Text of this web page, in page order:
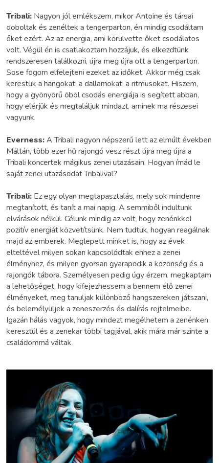
Tribali: Nagyon jól emlékszem, mikor Antoine és társai
doboltak és zenéltek a tengerparton, én mindig csodáltam
őket ezért. Az az energia, ami körülvette őket csodálatos
volt. Végül én is csatlakoztam hozzájuk, és elkezdtünk
rendszeresen találkozni, újra meg újra ott a tengerparton.
Sose fogom elfelejteni ezeket az időket. Akkor még csak
kerestük a hangokat, a dallamokat, a ritmusokat. Hiszem,
hogy a gyönyörű öböl csodás energiája is segített abban,
hogy elérjük és megtaláljuk mindazt, aminek ma részesei
vagyunk.
Everness:A Tribali nagyon népszerű lett az elmúlt években
Máltán, több ezer hű rajongó vesz részt újra meg újra a
Tribali koncertek mágikus zenei utazásain. Hogyan írnád le
saját zenei utazásodat Tribalival?
Tribali: Ez egy olyan megtapasztalás, mely sok mindenre
megtanított, és tanít a mai napig. A semmiből indultunk
elvárások nélkül. Célunk mindig az volt, hogy zenénkkel
pozitív energiát közvetítsünk. Nem tudtuk, hogyan reagálnak
majd az emberek. Meglepett minket is, hogy az évek
elteltével milyen sokan kapcsolódtak ehhez a zenei
élményhez, és milyen gyorsan gyarapodik a közönség és a
rajongók tábora. Személyesen pedig úgy érzem, megkaptam
a lehetőséget, hogy kifejezhessem a bennem élő zenei
élményeket, meg tanuljak különböző hangszereken játszani,
és belemélyüljek a zeneszerzés és dalírás rejtelmeibe.
Igazán hálás vagyok, hogy mindezt megélhetem a zenénken
keresztül és a zenekar többi tagjával, akik mára már szinte a
családommá váltak.